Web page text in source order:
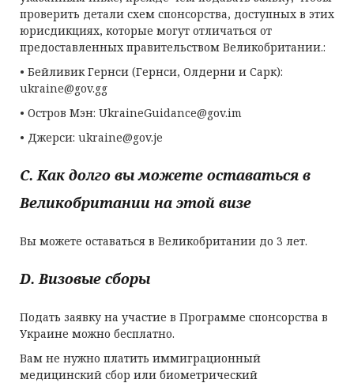
проверить детали схем спонсорства, доступных в этих
юрисдикциях, которые могут отличаться от
предоставленных правительством Великобритании.:
• Бейливик Гернси (Гернси, Олдерни и Сарк):
ukraine@gov.gg
• Остров Мэн: UkraineGuidance@gov.im
• Джерси: ukraine@gov.je
C. Как долго вы можете оставаться в
Великобритании на этой визе
Вы можете оставаться в Великобритании до 3 лет.
D.Визовые сборы
Подать заявку на участие в Программе спонсорства в
Украине можно бесплатно.
Вам не нужно платить иммиграционный
медицинский сбор или биометрический